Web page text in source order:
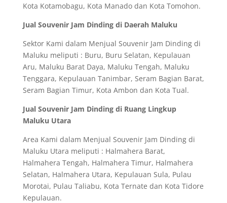
Kota Kotamobagu, Kota Manado dan Kota Tomohon.
Jual Souvenir Jam Dinding di Daerah Maluku
Sektor Kami dalam Menjual Souvenir Jam Dinding di
Maluku meliputi : Buru, Buru Selatan, Kepulauan
Aru, Maluku Barat Daya, Maluku Tengah, Maluku
Tenggara, Kepulauan Tanimbar, Seram Bagian Barat,
Seram Bagian Timur, Kota Ambon dan Kota Tual.
Jual Souvenir Jam Dinding di Ruang Lingkup
Maluku Utara
Area Kami dalam Menjual Souvenir Jam Dinding di
Maluku Utara meliputi : Halmahera Barat,
Halmahera Tengah, Halmahera Timur, Halmahera
Selatan, Halmahera Utara, Kepulauan Sula, Pulau
Morotai, Pulau Taliabu, Kota Ternate dan Kota Tidore
Kepulauan.